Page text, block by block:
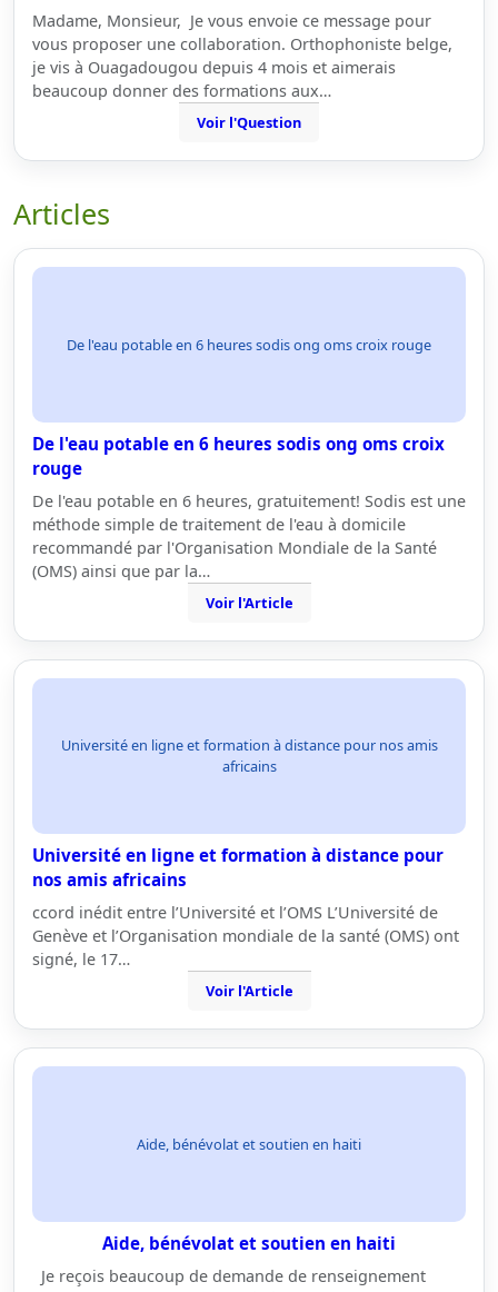
Madame, Monsieur, Je vous envoie ce message pour
vous proposer une collaboration. Orthophoniste belge,
je vis à Ouagadougou depuis 4 mois et aimerais
beaucoup donner des formations aux…
Voir l'Question
Articles
De l'eau potable en 6 heures sodis ong oms croix rouge
De l'eau potable en 6 heures sodis ong oms croix
rouge
De l'eau potable en 6 heures, gratuitement! Sodis est une
méthode simple de traitement de l'eau à domicile
recommandé par l'Organisation Mondiale de la Santé
(OMS) ainsi que par la…
Voir l'Article
Université en ligne et formation à distance pour nos amis
africains
Université en ligne et formation à distance pour
nos amis africains
ccord inédit entre l’Université et l’OMS L’Université de
Genève et l’Organisation mondiale de la santé (OMS) ont
signé, le 17…
Voir l'Article
Aide, bénévolat et soutien en haiti
Aide, bénévolat et soutien en haiti
Je reçois beaucoup de demande de renseignement